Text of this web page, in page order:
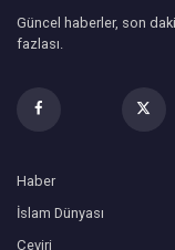
Güncel haberler, son
fazlası.
Haber
İslam Dünyası
Çeviri